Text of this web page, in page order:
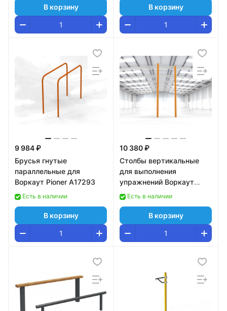
В корзину В корзину
9 984 ₽
Брусья гнутые
параллельные для
Воркаут Pioner A17293
Есть в наличии
В корзину
10 380 ₽
Столбы вертикальные
для выполнения
упражнений Воркаут
Pioner A1615525
Есть в наличии
В корзину